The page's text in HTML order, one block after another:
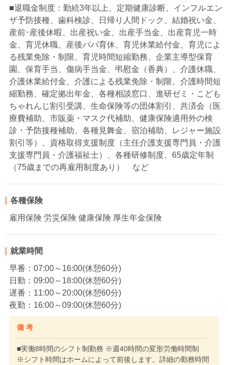
■退職金制度：勤続3年以上、定期健康診断、インフルエン
ザ予防接種、歯科検診、日帰り人間ドック、結婚祝い金、
産前･産後休暇、出産祝い金、出産手当金、出産育児一時
金、育児休職、産後パパ育休、育児休業給付金、育児によ
る残業免除・制限、育児時間短縮勤務、企業主導型保育
園、保育手当、傷病手当金、弔慰金（香典）、介護休職、
介護休業給付金、介護による残業免除・制限、介護時間短
縮勤務、確定拠出年金、各種相談窓口、進研ゼミ・こども
ちゃれんじ割引受講、生命保険等の団体割引、共済会（医
療費補助、市販薬・マスク代補助、健康保険適用外の検
診・予防接種補助、各種見舞金、宿泊補助、レジャー施設
割引等）、資格取得支援制度（主任介護支援専門員・介護
支援専門員・介護福祉士）、各種研修制度、65歳定年制
（75歳までの再雇用制度あり） など
各種保険
雇用保険 労災保険 健康保険 厚生年金保険
就業時間
早番：07:00～16:00(休憩60分)
日勤：09:00～18:00(休憩60分)
遅番：11:00～20:00(休憩60分)
夜勤：16:00～09:00(休憩60分)
備 考
■実働8時間のシフト制勤務 ※週40時間の変形労働時間制
※シフト時間はホームによって前後します。詳細の勤務時間